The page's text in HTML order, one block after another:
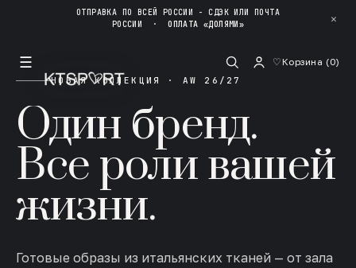
ОТПРАВКА ПО ВСЕЙ РОССИИ - СДЭК ИЛИ ПОЧТА
РОССИИ ·ОПЛАТА «ДОЛЯМИ» ✕
☰ ♡Корзина (0)
НОВАЯ КОЛЛЕКЦИЯ · AW 26/27
Один бренд.
Все роли вашей
жизни.
Готовые образы из итальянских тканей — от зала